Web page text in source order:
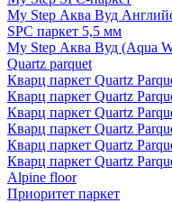
My Step Аква Вуд
SPC паркет 5,5 мм
My Step Аква Вуд (Aqua
Quartz parquet
Кварц паркет Quartz
Кварц паркет Quartz
Кварц паркет Quartz
Кварц паркет Quartz
Кварц паркет Quartz
Кварц паркет Quartz
Alpine floor
Приоритет паркет